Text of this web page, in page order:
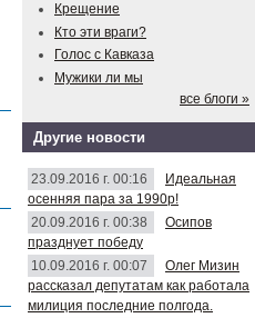
Крещение
Кто эти враги?
Голос с Кавказа
Мужики ли мы
все блоги »
Другие новости
23.09.2016 г. 00:16
Идеальная
осенняя пара за 1990р!
20.09.2016 г. 00:38
Осипов
празднует победу
10.09.2016 г. 00:07
Олег Мизин
рассказал депутатам как работала
милиция последние полгода.